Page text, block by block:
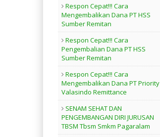
Respon Cepat!!! Cara
Mengembalikan Dana PT HSS
Sumber Remitan
Respon Cepat!!! Cara
Pengembalian Dana PT HSS
Sumber Remitan
Respon Cepat!!! Cara
Mengembalikan Dana PT Priority
Valasindo Remittance
SENAM SEHAT DAN
PENGEMBANGAN DIRI JURUSAN
TBSM Tbsm Smkm Pagaralam